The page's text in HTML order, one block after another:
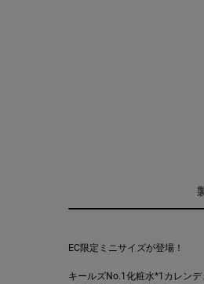
EC限定ミニサイズが登場！
キールズNo.1化粧水*1カレン